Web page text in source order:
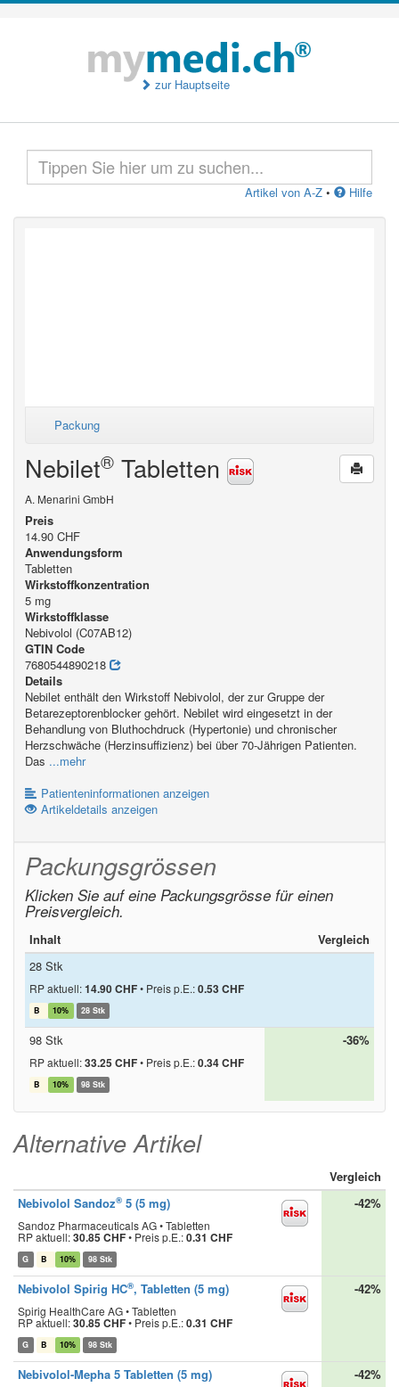
zur Hauptseite
Artikel von A-Z • Hilfe
Packung
Nebilet® Tabletten
A. Menarini GmbH
Preis
14.90 CHF
Anwendungsform
Tabletten
Wirkstoffkonzentration
5 mg
Wirkstoffklasse
Nebivolol (C07AB12)
GTIN Code
7680544890218
Details
Nebilet enthält den Wirkstoff Nebivolol, der zur Gruppe der
Betarezeptorenblocker gehört. Nebilet wird eingesetzt in der
Behandlung von Bluthochdruck (Hypertonie) und chronischer
Herzschwäche (Herzinsuffizienz) bei über 70-Jährigen Patienten.
Das ...mehr
Patienteninformationen anzeigen
Artikeldetails anzeigen
Packungsgrössen
Klicken Sie auf eine Packungsgrösse für einen
Preisvergleich.
Inhalt
Vergleich
28 Stk
RP aktuell:14.90 CHF• Preis p.E.:0.53 CHF
B 10% 28 Stk
98 Stk
RP aktuell:33.25 CHF• Preis p.E.:0.34 CHF
B 10% 98 Stk
-36%
Alternative Artikel
Vergleich
Nebivolol Sandoz® 5 (5 mg)
Sandoz Pharmaceuticals AG • Tabletten
RP aktuell:30.85 CHF• Preis p.E.:0.31 CHF
G B 10% 98 Stk
-42%
Nebivolol Spirig HC®, Tabletten (5 mg)
Spirig HealthCare AG • Tabletten
RP aktuell:30.85 CHF• Preis p.E.:0.31 CHF
G B 10% 98 Stk
-42%
Nebivolol-Mepha 5 Tabletten (5 mg) -42%